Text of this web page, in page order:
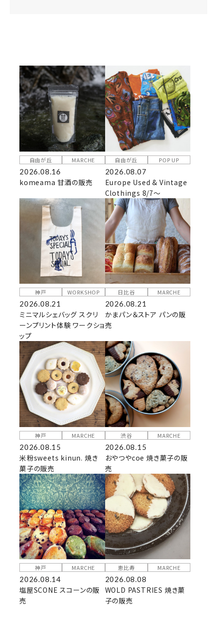
自由が丘 MARCHE
2026.08.16
komeama 甘酒の販売
自由が丘 POP UP
2026.08.07
Europe Used & Vintage
Clothings 8/7～
神戸 WORKSHOP
2026.08.21
ミニマルシェバッグ スクリ
ーンプリント体験 ワークショ
ップ
日比谷 MARCHE
2026.08.21
かまパン＆ストア パンの販
売
神戸 MARCHE
2026.08.15
米粉sweets kinun. 焼き
菓子の販売
渋谷 MARCHE
2026.08.15
おやつやcoe 焼き菓子の販
売
神戸 MARCHE
2026.08.14
塩屋SCONE スコーンの販
売
恵比寿 MARCHE
2026.08.08
WOLD PASTRIES 焼き菓
子の販売